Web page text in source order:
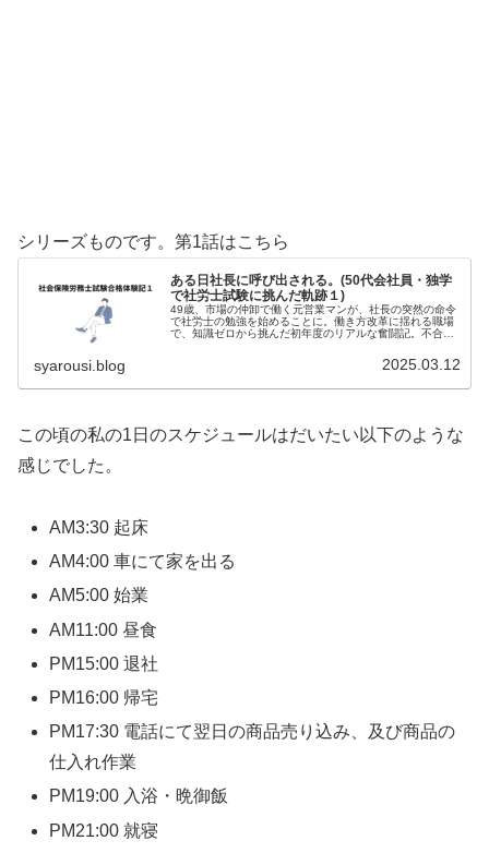
シリーズものです。第1話はこちら
ある日社長に呼び出される。(50代会社員・独学
で社労士試験に挑んだ軌跡１)
49歳、市場の仲卸で働く元営業マンが、社長の突然の命令
で社労士の勉強を始めることに。働き方改革に揺れる職場
で、知識ゼロから挑んだ初年度のリアルな奮闘記。不合格
syarousi.blog 2025.03.12
この頃の私の1日のスケジュールはだいたい以下のような
感じでした。
AM3:30 起床
AM4:00 車にて家を出る
AM5:00 始業
AM11:00 昼食
PM15:00 退社
PM16:00 帰宅
PM17:30 電話にて翌日の商品売り込み、及び商品の
仕入れ作業
PM19:00 入浴・晩御飯
PM21:00 就寝